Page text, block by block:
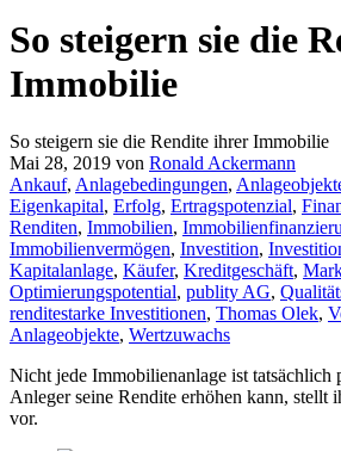
So steigern sie die
Immobilie
So steigern sie die Rendite ihrer Immobilie
Mai 28, 2019 von Ronald Ackermann
Ankauf, Anlagebedingungen,
Eigenkapital, Erfolg, Ertragspotenzial,
Renditen, Immobilien,
Immobilienvermögen, Investition,
Kapitalanlage, Käufer, Kreditgeschäft,
Optimierungspotential, publity AG,
renditestarke Investitionen, Thomas Olek,
Anlageobjekte, Wertzuwachs
Nicht jede Immobilienanlage ist tatsächlich
Anleger seine Rendite erhöhen kann, stellt
vor.